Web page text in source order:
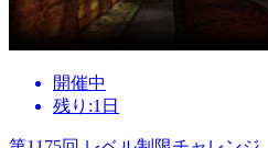
開催中
残り:1日